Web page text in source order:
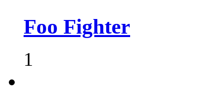
Foo Fighter
1